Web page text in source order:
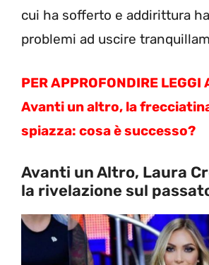
cui ha sofferto e addirittura
problemi ad uscire
PER APPROFONDIRE LEGGI
Avanti un altro, la
spiazza: cosa è successo?
Avanti un Altro, Laura
la rivelazione sul